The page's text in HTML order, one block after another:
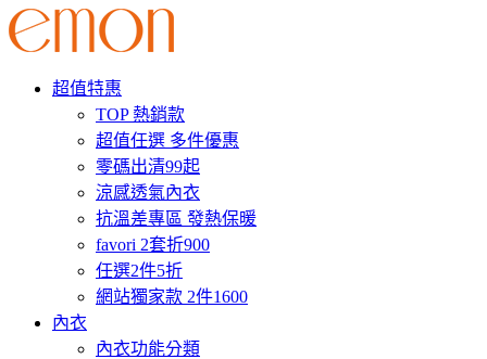
超值特惠
TOP 熱銷款
超值任選 多件優惠
零碼出清99起
涼感透氣內衣
抗溫差專區 發熱保暖
favori 2套折900
任選2件5折
網站獨家款 2件1600
內衣
內衣功能分類